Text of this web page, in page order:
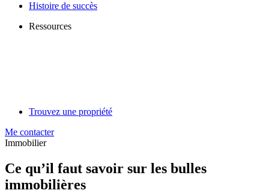
Histoire de succès
Ressources
Trouvez une propriété
Me contacter
Immobilier
Ce qu’il faut savoir sur les bulles
immobilières